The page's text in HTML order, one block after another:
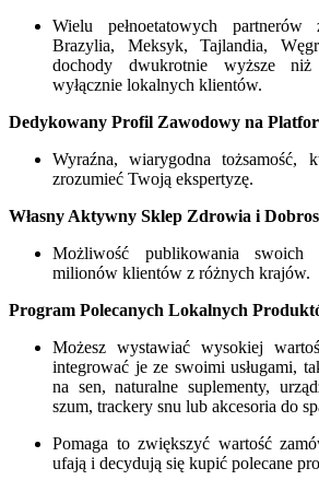
Wielu pełnoetatowych
Brazylia, Meksyk, Tajlandia,
dochody dwukrotnie wyższe niż
wyłącznie lokalnych klientów.
Dedykowany Profil Zawodowy na
Wyraźna, wiarygodna tożsamość,
zrozumieć Twoją ekspertyzę.
Własny Aktywny Sklep Zdrowia i
Możliwość publikowania
milionów klientów z różnych krajów.
Program Polecanych Lokalnych
Możesz wystawiać wysokiej
integrować je ze swoimi usługami,
na sen, naturalne suplementy,
szum, trackery snu lub akcesoria do
Pomaga to zwiększyć wartość
ufają i decydują się kupić polecane